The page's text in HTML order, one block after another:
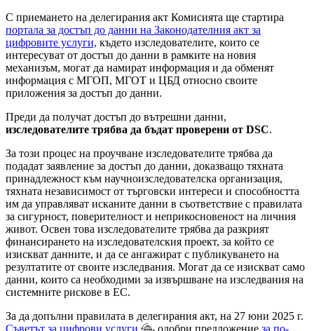
С приемането на делегирания акт Комисията ще стартира
портала за достъп до данни на Законодателния акт за
цифровите услуги, където изследователите, които се
интересуват от достъп до данни в рамките на новия
механизъм, могат да намират информация и да обменят
информация с МГОП, МГОТ и ЦБД относно своите
приложения за достъп до данни.
Преди да получат достъп до вътрешни данни,
изследователите трябва да бъдат проверени от DSC.
За този процес на проучване изследователите трябва да
подадат заявление за достъп до данни, доказващо тяхната
принадлежност към научноизследователска организация,
тяхната независимост от търговски интереси и способността
им да управляват исканите данни в съответствие с правилата
за сигурност, поверителност и неприкосновеност на личния
живот. Освен това изследователите трябва да разкрият
финансирането на изследователския проект, за който се
изискват данните, и да се ангажират с публикуването на
резултатите от своите изследвания. Могат да се изискват само
данни, които са необходими за извършване на изследвания на
системните рискове в ЕС.
За да допълни правилата в делегирания акт, на 27 юни 2025 г.
Съветът за цифрови услуги
одобри предложение за по-